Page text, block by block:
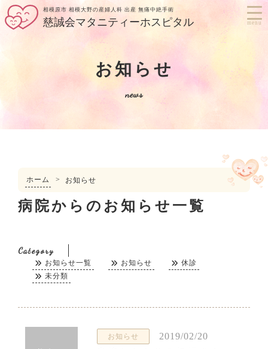
相模原市 相模大野の産婦人科 出産 無痛中絶手術
慈誠会マタニティーホスピタル
お知らせ
news
ホーム > お知らせ
病院からのお知らせ一覧
Category
お知らせ一覧 お知らせ
休診
未分類
お知らせ 2019/02/20
menu